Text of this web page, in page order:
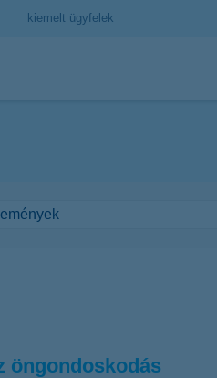
kiemelt ügyfelek
öngondoskodás